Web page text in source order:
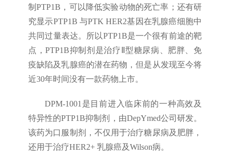
制PTP1B，可以降低实验动物的死亡率；还有研
究显示PTP1B 与PTK HER2基因在乳腺癌细胞中
共同过量表达。所以PTP1B是一个很有前途的靶
点，PTP1B抑制剂是治疗Ⅱ型糖尿病、肥胖、免
疫缺陷及乳腺癌的潜在药物，但是从发现至今将
近30年时间没有一款药物上市。
DPM-1001是目前进入临床前的一种高效及
特异性的PTP1B抑制剂，由DepYmed公司研发。
该药为口服制剂，不仅用于治疗糖尿病及肥胖，
还用于治疗HER2+ 乳腺癌及Wilson病。